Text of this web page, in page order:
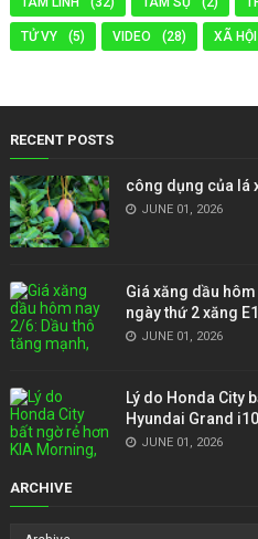
TỬ VY (5) VIDEO (28) XÃ HỘI
RECENT POSTS
công dụng của lá
JUNE 01, 2026
Giá xăng dầu
ngày thứ 2 xăng
JUNE 01, 2026
Lý do Honda City
Hyundai Grand i10
JUNE 01, 2026
ARCHIVE